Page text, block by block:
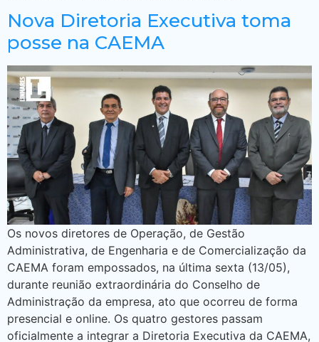
Nova Diretoria Executiva toma
posse na CAEMA
Os novos diretores de Operação, de Gestão
Administrativa, de Engenharia e de Comercialização da
CAEMA foram empossados, na última sexta (13/05),
durante reunião extraordinária do Conselho de
Administração da empresa, ato que ocorreu de forma
presencial e online. Os quatro gestores passam
oficialmente a integrar a Diretoria Executiva da CAEMA,